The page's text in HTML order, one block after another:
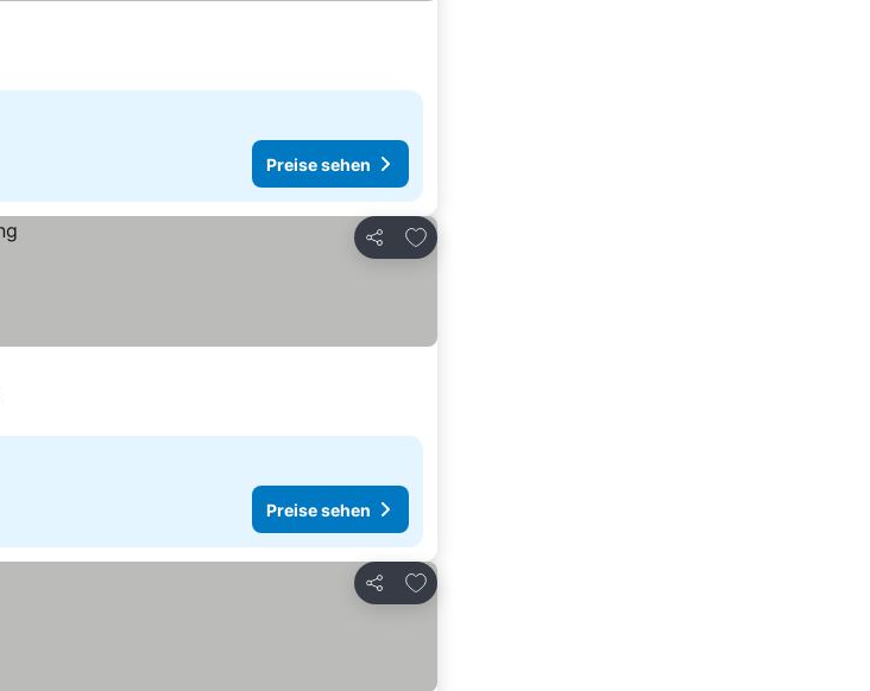
Preise sehen
Teilen
Zu Favoriten hinzufügen
Preise sehen
Teilen
Zu Favoriten hinzufügen